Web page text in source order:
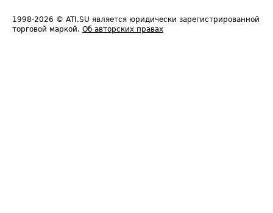
1998-2026 © ATI.SU является юридически зарегистрированной
торговой маркой. Об авторских правах